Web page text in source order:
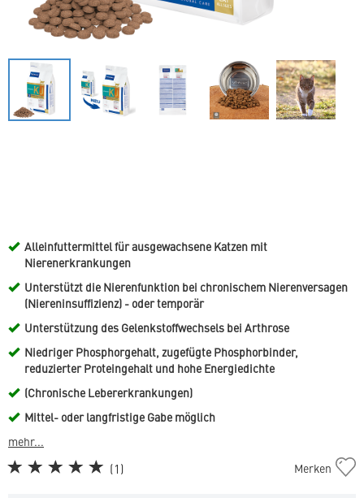
Alleinfuttermittel für ausgewachsene Katzen mit
Nierenerkrankungen
Unterstützt die Nierenfunktion bei chronischem Nierenversagen
(Niereninsuffizienz) - oder temporär
Unterstützung des Gelenkstoffwechsels bei Arthrose
Niedriger Phosphorgehalt, zugefügte Phosphorbinder,
reduzierter Proteingehalt und hohe Energiedichte
(Chronische Lebererkrankungen)
Mittel- oder langfristige Gabe möglich
mehr...
(1)
Cat
Merken